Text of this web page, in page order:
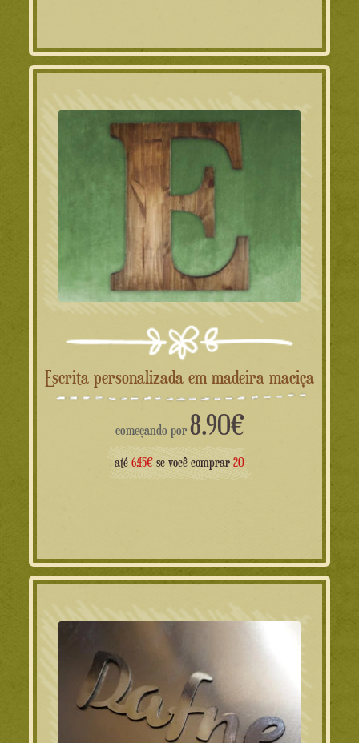
Escrita personalizada em madeira maciça
começando por 8.90€
até 6.45€ se você comprar 20